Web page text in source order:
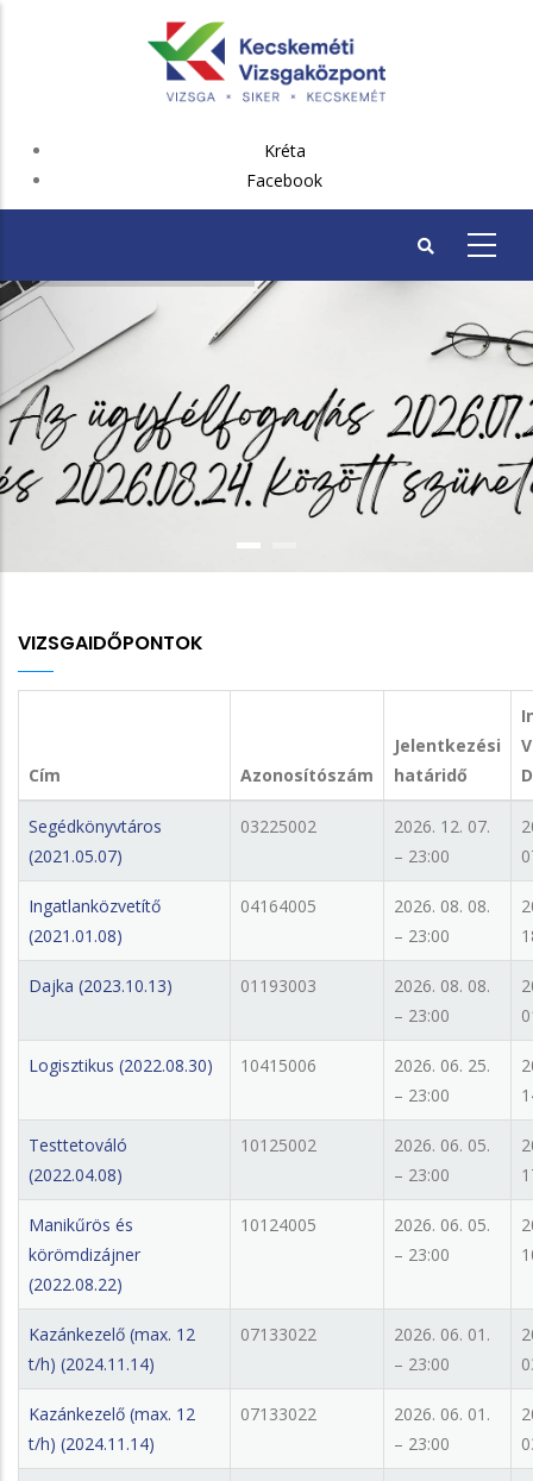
FEJLÉC
Kréta
Facebook
VIZSGAIDŐPONTOK
Cím Azonosítószám
Jelentkezési
határidő
Segédkönyvtáros
(2021.05.07)
03225002
2026. 12. 07.
– 23:00
Ingatlanközvetítő
(2021.01.08)
04164005
2026. 08. 08.
– 23:00
Dajka (2023.10.13) 01193003
2026. 08. 08.
– 23:00
Logisztikus (2022.08.30) 10415006
2026. 06. 25.
– 23:00
Testtetováló
(2022.04.08)
10125002
2026. 06. 05.
– 23:00
Manikűrös és
körömdizájner
(2022.08.22)
10124005
2026. 06. 05.
– 23:00
Kazánkezelő (max. 12
t/h) (2024.11.14)
07133022
2026. 06. 01.
– 23:00
Kazánkezelő (max. 12
t/h) (2024.11.14)
07133022
2026. 06. 01.
– 23:00